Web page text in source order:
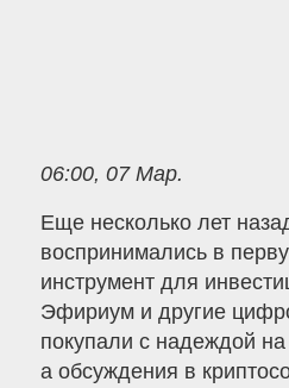
06:00, 07 Мар.
Еще несколько лет
воспринимались в
инструмент для
Эфириум и другие
покупали с надеждой на
а обсуждения в